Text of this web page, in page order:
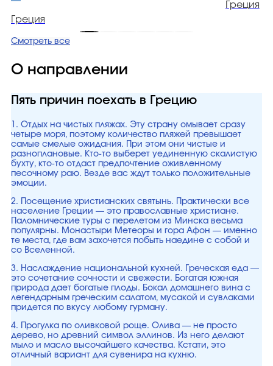
Греция
Греция
Смотреть все
О направлении
Пять причин поехать в Грецию
1. Отдых на чистых пляжах. Эту страну омывает сразу
четыре моря, поэтому количество пляжей превышает
самые смелые ожидания. При этом они чистые и
разноплановые. Кто-то выберет уединенную скалистую
бухту, кто-то отдаст предпочтение оживленному
песочному раю. Везде вас ждут только положительные
эмоции.
2. Посещение христианских святынь. Практически все
население Греции — это православные христиане.
Паломнические туры с перелетом из Минска весьма
популярны. Монастыри Метеоры и гора Афон — именно
те места, где вам захочется побыть наедине с собой и
со Вселенной.
3. Наслаждение национальной кухней. Греческая еда —
это сочетание сочности и свежести. Богатая южная
природа дает богатые плоды. Бокал домашнего вина с
легендарным греческим салатом, мусакой и сувлаками
придется по вкусу любому гурману.
4. Прогулка по оливковой роще. Олива — не просто
дерево, но древний символ эллинов. Из него делают
мыло и масло высочайшего качества. Кстати, это
отличный вариант для сувенира на кухню.